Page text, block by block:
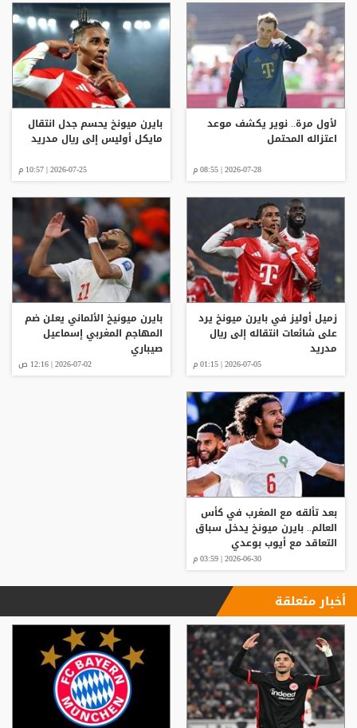
لأول مرة.. نوير يكشف موعد
اعتزاله المحتمل
2026-07-28 | 08:55 م
بايرن ميونخ يحسم جدل انتقال
مايكل أوليس إلى ريال مدريد
2026-07-25 | 10:57 م
زميل أوليز في بايرن ميونخ يرد
على شائعات انتقاله إلى ريال
مدريد
2026-07-05 | 01:15 م
بايرن ميونيخ الألماني يعلن ضم
المهاجم المغربي إسماعيل
صيباري
2026-07-02 | 12:16 ص
بعد تألقه مع المغرب في كأس
العالم.. بايرن ميونخ يدخل سباق
التعاقد مع أيوب بوعدي
2026-06-30 | 03:59 م
أخبار متعلقة